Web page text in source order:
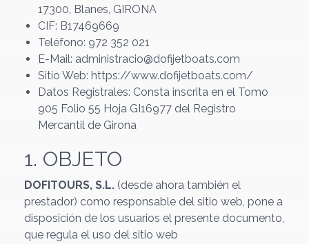
17300, Blanes, GIRONA
CIF: B17469669
Teléfono: 972 352 021
E-Mail: administracio@dofijetboats.com
Sitio Web: https://www.dofijetboats.com/
Datos Registrales: Consta inscrita en el Tomo
905 Folio 55 Hoja GI16977 del Registro
Mercantil de Girona
1. OBJETO
DOFITOURS, S.L. (desde ahora también el
prestador) como responsable del sitio web, pone a
disposición de los usuarios el presente documento,
que regula el uso del sitio web